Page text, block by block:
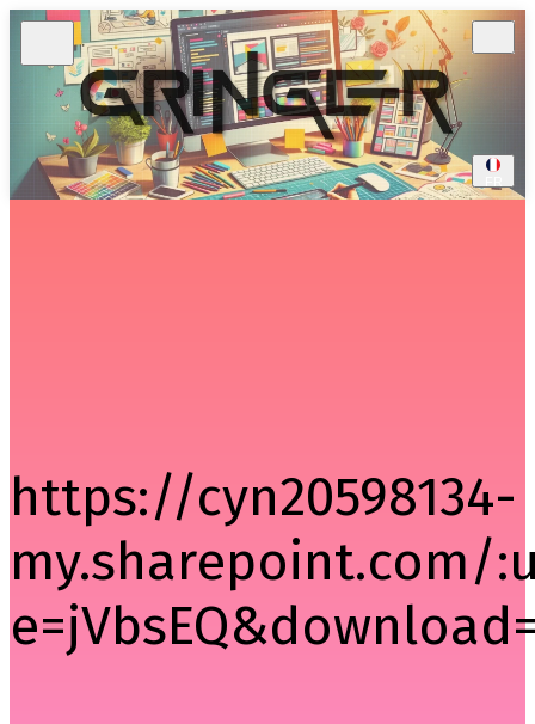
https://cyn20598134-
my.sharepoint.com/